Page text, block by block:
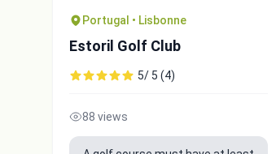
Portugal • Lisbonne
Estoril Golf Club
5/ 5 (4)
88 views